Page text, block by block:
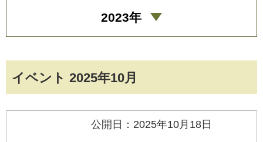
イベント 2025年10月
公開日：2025年10月18日
2023年